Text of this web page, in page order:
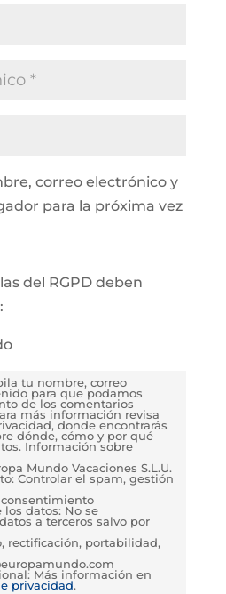
correo electrónico y
para la próxima vez
del RGPD deben
tu nombre, correo
para que podamos
de los comentarios
más información revisa
donde encontrarás
dónde, cómo y por qué
Información sobre
Mundo Vacaciones S.L.U.
Controlar el spam, gestión
datos: No se
a terceros salvo por
rectificación, portabilidad,
Más información en
privacidad.